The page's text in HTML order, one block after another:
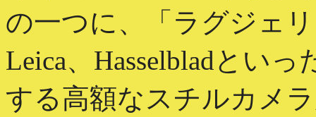
の一つに、「ラグジェ
Leica、Hasselbladとい
する高額なスチルカメ